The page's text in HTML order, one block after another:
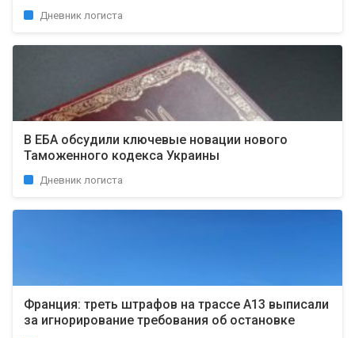
Дневник логиста
В ЕБА обсудили ключевые новации нового
Таможенного кодекса Украины
Дневник логиста
Франция: треть штрафов на трассе A13 выписали
за игнорирование требования об остановке